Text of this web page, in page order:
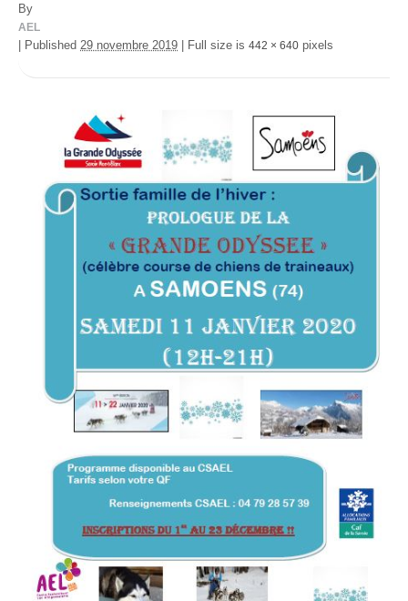
By
AEL
Published 29 novembre 2019 Full size is 442 × 640 pixels